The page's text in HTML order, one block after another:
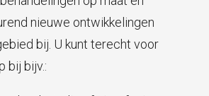
nieuwe ontwikkelingen
bij. U kunt terecht voor
bij bijv.: